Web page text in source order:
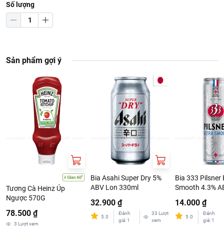
Số lượng
Sản phẩm gợi ý
Tương Cà Heinz Úp
Ngược 570G
78.500 ₫
3 Lượt xem
Bia Asahi Super Dry 5%
ABV Lon 330ml
32.900 ₫
5.0
Đánh
giá: 1
33 Lượt
xem
Bia 333 Pilsner
Smooth 4.3%
14.000 ₫
5.0
Đánh
giá: 1